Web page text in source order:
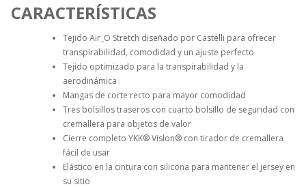
CARACTERÍSTICAS
Tejido Air_O Stretch diseñado por Castelli para ofrecer
transpirabilidad, comodidad y un ajuste perfecto
Tejido optimizado para la transpirabilidad y la
aerodinámica
Mangas de corte recto para mayor comodidad
Tres bolsillos traseros con cuarto bolsillo de seguridad con
cremallera para objetos de valor
Cierre completo YKK® Vislon® con tirador de cremallera
fácil de usar
Elástico en la cintura con silicona para mantener el jersey en
su sitio